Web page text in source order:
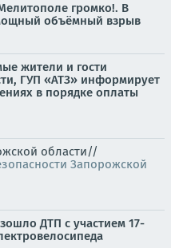
громко!. В
объёмный взрыв
жители и гости
ГУП «АТЗ» информирует
в порядке оплаты
области//
Запорожской
ДТП с участием 17-